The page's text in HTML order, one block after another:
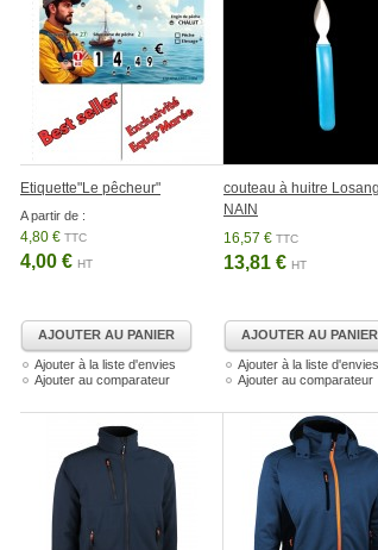
Etiquette"Le pêcheur"
A partir de :
4,80 € TTC
4,00 € HT
AJOUTER AU PANIER
Ajouter à la liste d'envies
Ajouter au comparateur
couteau à huitre
NAIN
16,57 € TTC
13,81 € HT
AJOUTER AU PANIER
Ajouter à la liste d'envies
Ajouter au comparateur